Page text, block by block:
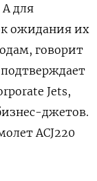
А для
ожидания их
говорит
Jets,
джетов.
ACJ220